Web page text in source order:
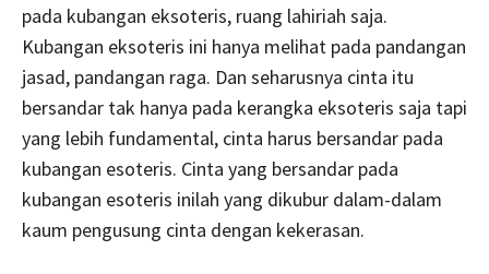
pada kubangan eksoteris, ruang lahiriah saja.
Kubangan eksoteris ini hanya melihat pada pandangan
jasad, pandangan raga. Dan seharusnya cinta itu
bersandar tak hanya pada kerangka eksoteris saja tapi
yang lebih fundamental, cinta harus bersandar pada
kubangan esoteris. Cinta yang bersandar pada
kubangan esoteris inilah yang dikubur dalam-dalam
kaum pengusung cinta dengan kekerasan.